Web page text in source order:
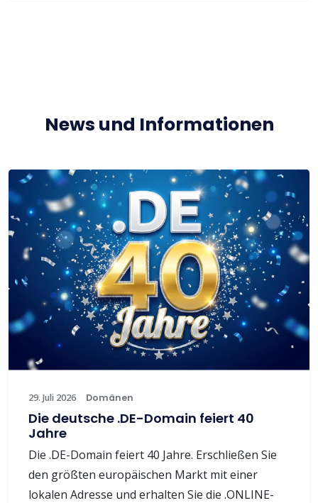
News und Informationen
29. Juli 2026 Domänen
Die deutsche .DE-Domain feiert 40
Jahre
Die .DE-Domain feiert 40 Jahre. Erschließen Sie
den größten europäischen Markt mit einer
lokalen Adresse und erhalten Sie die .ONLINE-